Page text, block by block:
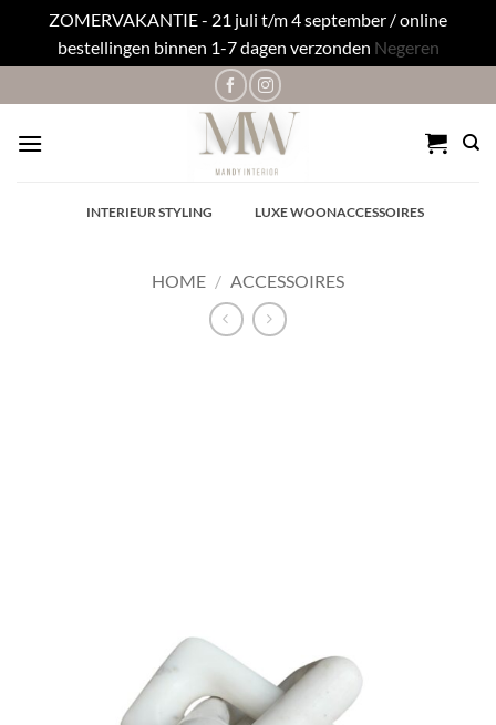
ZOMERVAKANTIE - 21 juli t/m 4 september / online
bestellingen binnen 1-7 dagen verzonden Negeren
naar
inhoud
INTERIEUR STYLING LUXE WOONACCESSOIRES
HOME / ACCESSOIRES